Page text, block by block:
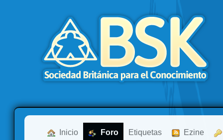
Inicio Foro Etiquetas Ezine